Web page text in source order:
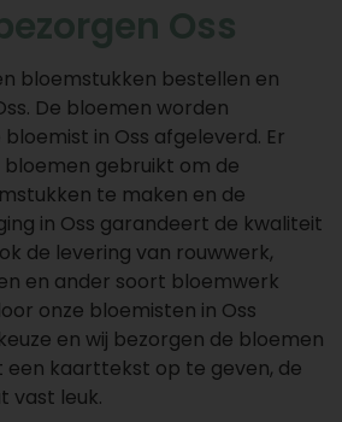
Oss
bloemstukken bestellen en
De bloemen worden
in Oss afgeleverd. Er
gebruikt om de
te maken en de
in Oss garandeert de kwaliteit
de levering van rouwwerk,
en ander soort bloemwerk
onze bloemisten in Oss
en wij bezorgen de bloemen
een kaarttekst op te geven, de
vast leuk.